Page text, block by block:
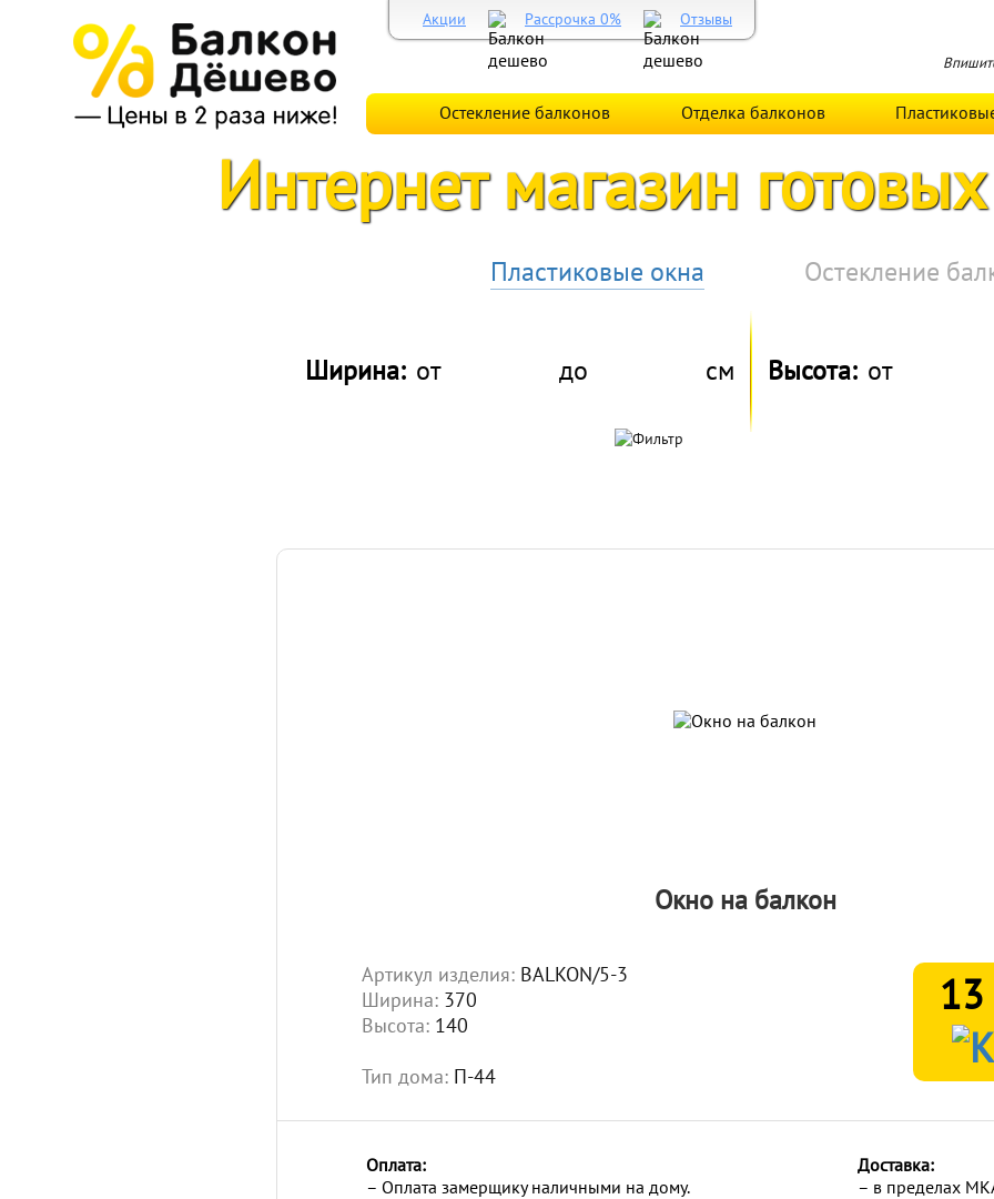
Акции Рассрочка 0% Отзывы
Остекление балконов Отделка балконов
Интернет магазин
Пластиковые окна Остекление
Ширина: от до см Высота: от
Окно на балкон
Артикул изделия: BALKON/5-3
Ширина: 370
Высота: 140
Тип дома: П-44
Оплата:
– Оплата замерщику наличными на дому.
Доставка:
– в пределах